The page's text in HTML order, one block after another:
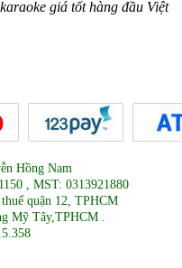
Hồng Nam
, MST: 0313921880
quận 12, TPHCM
Mỹ Tây,TPHCM .